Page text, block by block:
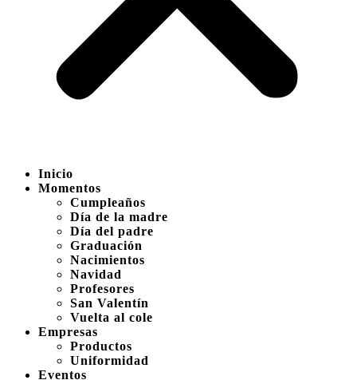
Inicio
Momentos
Cumpleaños
Día de la madre
Día del padre
Graduación
Nacimientos
Navidad
Profesores
San Valentín
Vuelta al cole
Empresas
Productos
Uniformidad
Eventos